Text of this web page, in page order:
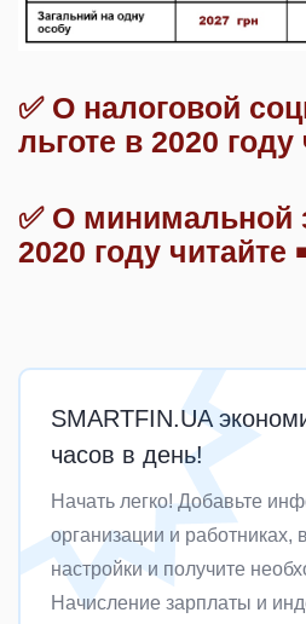
✅ О налоговой
льготе в 2020
✅ О минимальной
2020 году читайте
SMARTFIN.UA
часов в день!
Начать легко! Добавьте
организации и работниках,
настройки и получите
Начисление зарплаты и